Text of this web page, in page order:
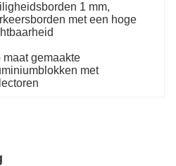
1 mm,
met een hoge
maat gemaakte
met